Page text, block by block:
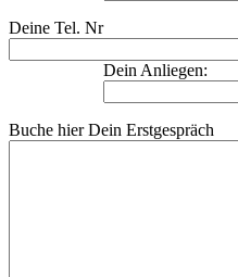
Deine Tel. Nr
Dein Anliegen:
Buche hier Dein Erstgespräch